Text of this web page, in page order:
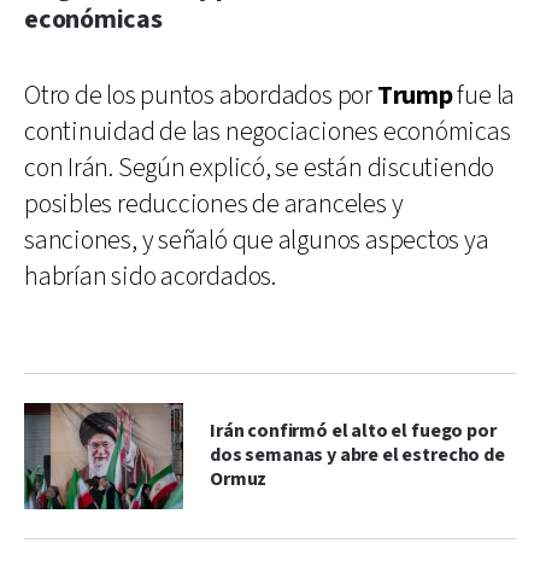
económicas
Otro de los puntos abordados porTrumpfue la
continuidad de las negociaciones económicas
con Irán. Según explicó, se están discutiendo
posibles reducciones de aranceles y
sanciones, y señaló que algunos aspectos ya
habrían sido acordados.
Irán confirmó el alto el fuego por
dos semanas y abre el estrecho de
Ormuz